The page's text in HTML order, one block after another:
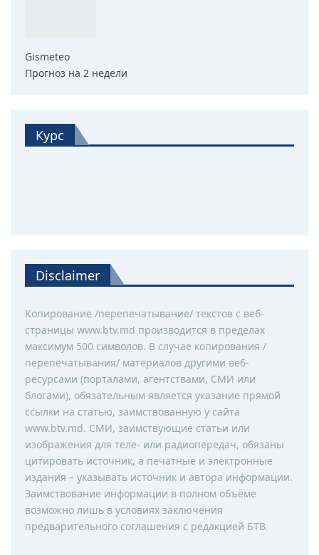
Gismeteo
Прогноз на 2 недели
Курс
Disclaimer
Копирование /перепечатывание/ текстов с веб-
страницы www.btv.md производится в пределах
максимум 500 символов. В случае копирования /
перепечатывания/ материалов другими веб-
ресурсами (порталами, агентствами, СМИ или
блогами), обязательным является указание прямой
ссылки на статью, заимствованную у сайта
www.btv.md. СМИ, заимствующие статьи или
изображения для теле- или радиопередач, обязаны
цитировать источник, а печатные и электронные
издания – указывать источник и автора информации.
Заимствование информации в полном объёме
возможно лишь в условиях заключения
предварительного соглашения с редакцией БТВ.